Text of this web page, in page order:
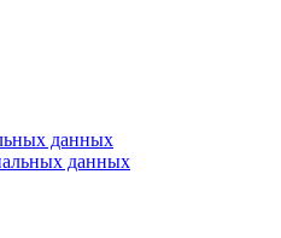
данных
данных